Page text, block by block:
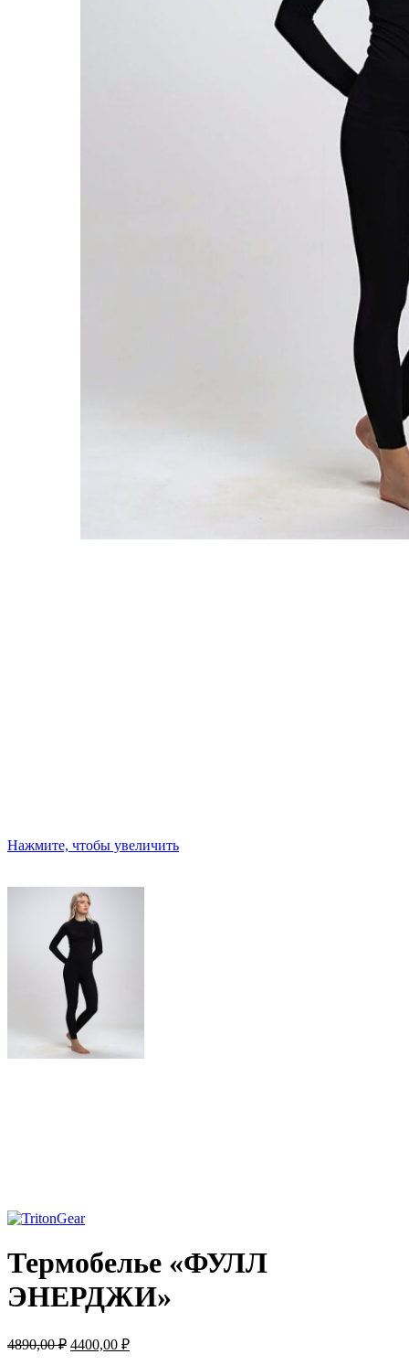
Нажмите, чтобы увеличить
Термобелье «ФУЛЛ
ЭНЕРДЖИ»
4890,00₽ Первоначальная
4400,00 ₽Текущая